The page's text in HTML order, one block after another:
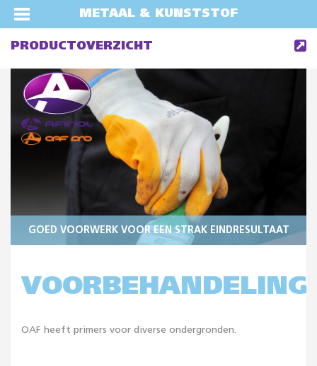
METAAL & KUNSTSTOF
PRODUCTOVERZICHT
GOED VOORWERK VOOR EEN STRAK EINDRESULTAAT
VOORBEHANDELING
OAF heeft primers voor diverse ondergronden.